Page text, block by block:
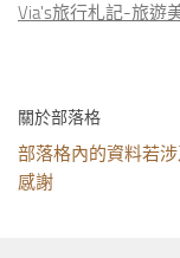
Via's旅行札記-旅遊
關於部落格
部落格內的資料若
感謝